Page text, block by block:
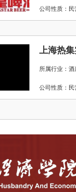
公司性质
上海热
所属行业：酒
公司性质